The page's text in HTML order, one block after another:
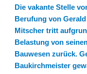
Die vakante Stelle
Berufung von
Mitscher tritt
Belastung von
Bauwesen zurück.
Baukirchmeister